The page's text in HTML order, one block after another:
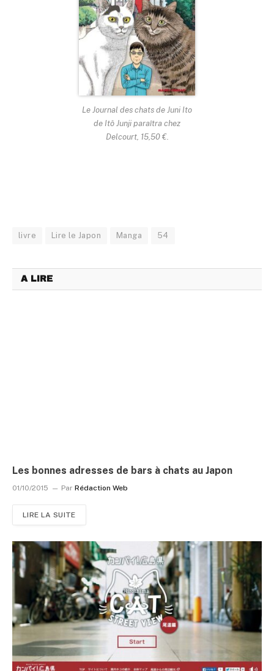
Le Journal des chats de Juni Ito
de Itô Junji paraîtra chez
Delcourt, 15,50 €.
livre Lire le Japon Manga 54
A LIRE
Les bonnes adresses de bars à chats au Japon
01/10/2015 Par Rédaction Web
LIRE LA SUITE